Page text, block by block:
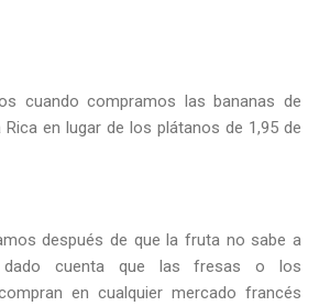
cuando compramos las bananas de
en lugar de los plátanos de 1,95 de
después de que la fruta no sabe a
dado cuenta que las fresas o los
en cualquier mercado francés